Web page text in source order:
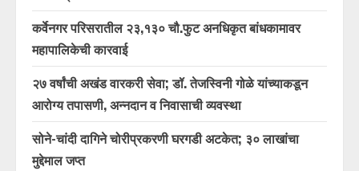
कर्वेनगर परिसरातील २३,१३० चौ.फुट अनधिकृत बांधकामावर
महापालिकेची कारवाई
२७ वर्षांची अखंड वारकरी सेवा; डॉ. तेजस्विनी गोळे यांच्याकडून
आरोग्य तपासणी, अन्नदान व निवासाची व्यवस्था
सोने-चांदी दागिने चोरीप्रकरणी घरगडी अटकेत; ३० लाखांचा
मुद्देमाल जप्त